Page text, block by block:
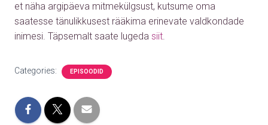
et näha argipäeva mitmekülgsust, kutsume oma
saatesse tänulikkusest rääkima erinevate valdkondade
inimesi. Täpsemalt saate lugeda siit.
Categories: EPISOODID